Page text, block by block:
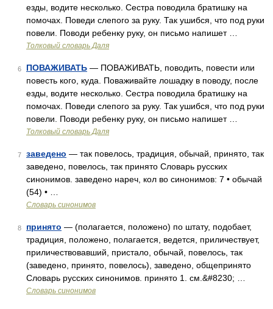
езды, водите несколько. Сестра поводила братишку на
помочах. Поведи слепого за руку. Так ушибся, что под руки
повели. Поводи ребенку руку, он письмо напишет …
Толковый словарь Даля
6 ПОВАЖИВАТЬ — ПОВАЖИВАТЬ, поводить, повести или
повесть кого, куда. Поваживайте лошадку в поводу, после
езды, водите несколько. Сестра поводила братишку на
помочах. Поведи слепого за руку. Так ушибся, что под руки
повели. Поводи ребенку руку, он письмо напишет …
Толковый словарь Даля
7 заведено — так повелось, традиция, обычай, принято, так
заведено, повелось, так принято Словарь русских
синонимов. заведено нареч, кол во синонимов: 7 • обычай
(54) • …
Словарь синонимов
8 принято — (полагается, положено) по штату, подобает,
традиция, положено, полагается, ведется, приличествует,
приличествовавший, пристало, обычай, повелось, так
(заведено, принято, повелось), заведено, общепринято
Словарь русских синонимов. принято 1. см.&#8230; …
Словарь синонимов